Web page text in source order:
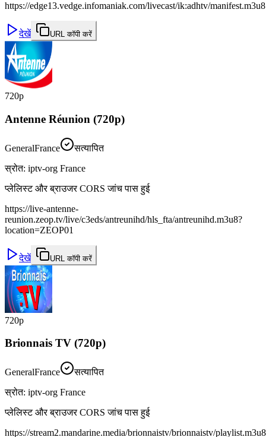
https://edge13.vedge.infomaniak.com/livecast/ik:adhtv/manifest.m3u8
देखें URL कॉपी करें
720p
Antenne Réunion (720p)
GeneralFrance
सत्यापित
स्रोत: iptv-org France
प्लेलिस्ट और ब्राउजर CORS जांच पास हुई
https://live-antenne-
reunion.zeop.tv/live/c3eds/antreunihd/hls_fta/antreunihd.m3u8?
location=ZEOP01
देखें URL कॉपी करें
720p
Brionnais TV (720p)
GeneralFrance
सत्यापित
स्रोत: iptv-org France
प्लेलिस्ट और ब्राउजर CORS जांच पास हुई
https://stream2.mandarine.media/brionnaistv/brionnaistv/playlist.m3u8